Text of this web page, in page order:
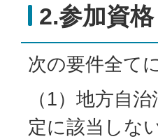
2.参加資格
次の要件全て
（1）地方自
定に該当しな